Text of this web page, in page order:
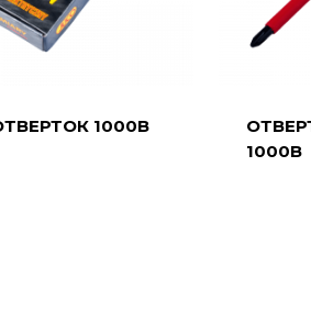
1000В
1000В